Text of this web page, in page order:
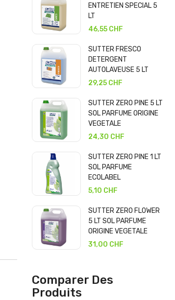
ENTRETIEN SPECIAL 5
LT
46,55 CHF
SUTTER FRESCO
DETERGENT
AUTOLAVEUSE 5 LT
29,25 CHF
SUTTER ZERO PINE 5 LT
SOL PARFUME ORIGINE
VEGETALE
24,30 CHF
SUTTER ZERO PINE 1 LT
SOL PARFUME
ECOLABEL
5,10 CHF
SUTTER ZERO FLOWER
5 LT SOL PARFUME
ORIGINE VEGETALE
31,00 CHF
Comparer Des
Produits